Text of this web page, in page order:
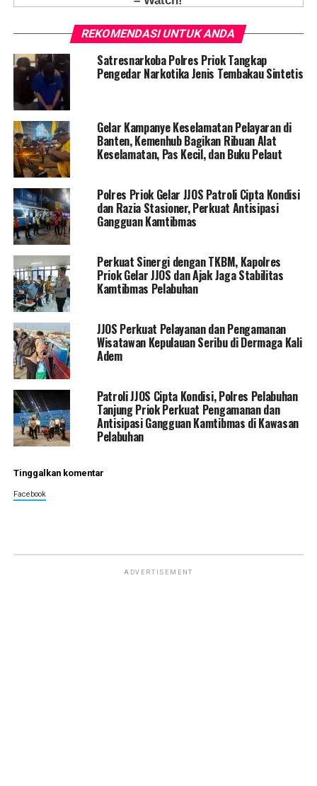
REKOMENDASI UNTUK ANDA
Satresnarkoba Polres Priok Tangkap
Pengedar Narkotika Jenis Tembakau Sintetis
Gelar Kampanye Keselamatan Pelayaran di
Banten, Kemenhub Bagikan Ribuan Alat
Keselamatan, Pas Kecil, dan Buku Pelaut
Polres Priok Gelar JJOS Patroli Cipta Kondisi
dan Razia Stasioner, Perkuat Antisipasi
Gangguan Kamtibmas
Perkuat Sinergi dengan TKBM, Kapolres
Priok Gelar JJOS dan Ajak Jaga Stabilitas
Kamtibmas Pelabuhan
JJOS Perkuat Pelayanan dan Pengamanan
Wisatawan Kepulauan Seribu di Dermaga Kali
Adem
Patroli JJOS Cipta Kondisi, Polres Pelabuhan
Tanjung Priok Perkuat Pengamanan dan
Antisipasi Gangguan Kamtibmas di Kawasan
Pelabuhan
Tinggalkan komentar
Facebook
ADVERTISEMENT